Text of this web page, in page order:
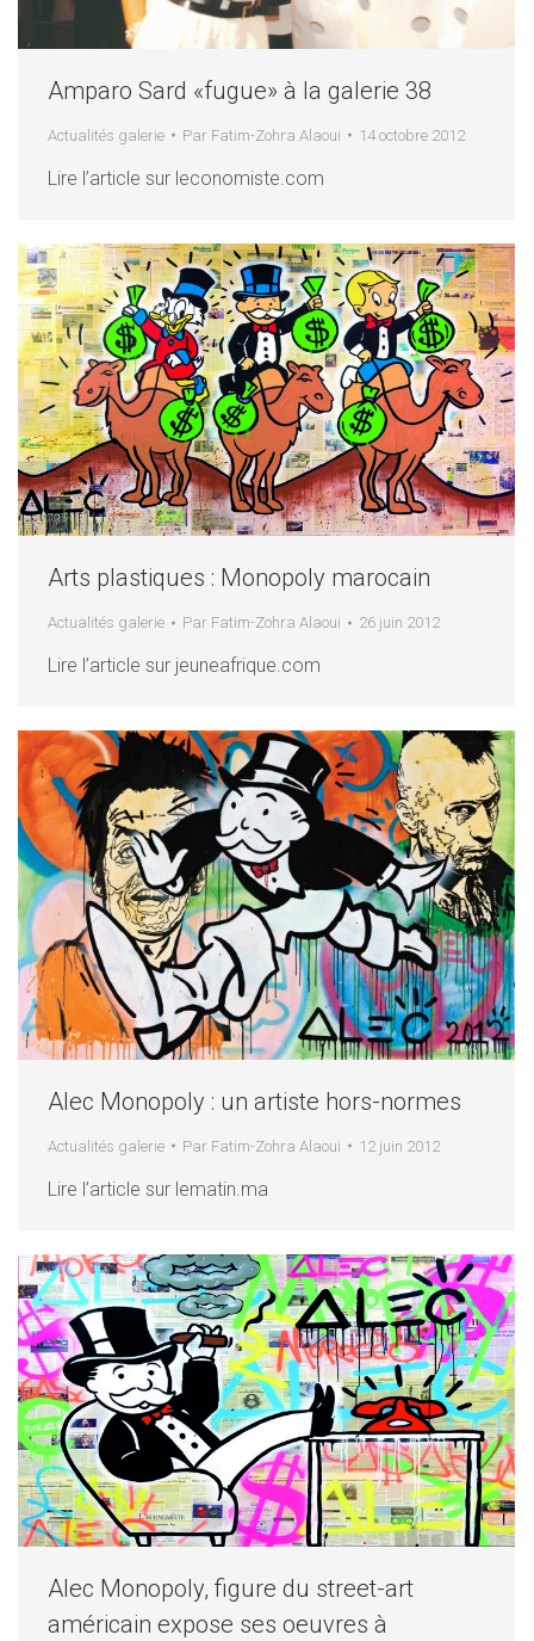
Amparo Sard «fugue» à la galerie 38
Actualités galerie Par Fatim-Zohra Alaoui 14 octobre 2012
Lire l’article sur leconomiste.com
Arts plastiques : Monopoly marocain
Actualités galerie Par Fatim-Zohra Alaoui 26 juin 2012
Lire l’article sur jeuneafrique.com
Alec Monopoly : un artiste hors-normes
Actualités galerie Par Fatim-Zohra Alaoui 12 juin 2012
Lire l’article sur lematin.ma
Alec Monopoly, figure du street-art
américain expose ses oeuvres à